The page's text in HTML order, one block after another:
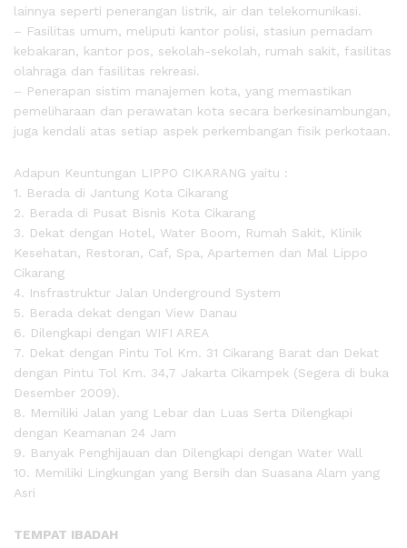
lainnya seperti penerangan listrik, air dan telekomunikasi.
– Fasilitas umum, meliputi kantor polisi, stasiun pemadam
kebakaran, kantor pos, sekolah-sekolah, rumah sakit, fasilitas
olahraga dan fasilitas rekreasi.
– Penerapan sistim manajemen kota, yang memastikan
pemeliharaan dan perawatan kota secara berkesinambungan,
juga kendali atas setiap aspek perkembangan fisik perkotaan.
Adapun Keuntungan LIPPO CIKARANG yaitu :
1. Berada di Jantung Kota Cikarang
2. Berada di Pusat Bisnis Kota Cikarang
3. Dekat dengan Hotel, Water Boom, Rumah Sakit, Klinik
Kesehatan, Restoran, Caf, Spa, Apartemen dan Mal Lippo
Cikarang
4. Insfrastruktur Jalan Underground System
5. Berada dekat dengan View Danau
6. Dilengkapi dengan WIFI AREA
7. Dekat dengan Pintu Tol Km. 31 Cikarang Barat dan Dekat
dengan Pintu Tol Km. 34,7 Jakarta Cikampek (Segera di buka
Desember 2009).
8. Memiliki Jalan yang Lebar dan Luas Serta Dilengkapi
dengan Keamanan 24 Jam
9. Banyak Penghijauan dan Dilengkapi dengan Water Wall
10. Memiliki Lingkungan yang Bersih dan Suasana Alam yang
Asri
TEMPAT IBADAH